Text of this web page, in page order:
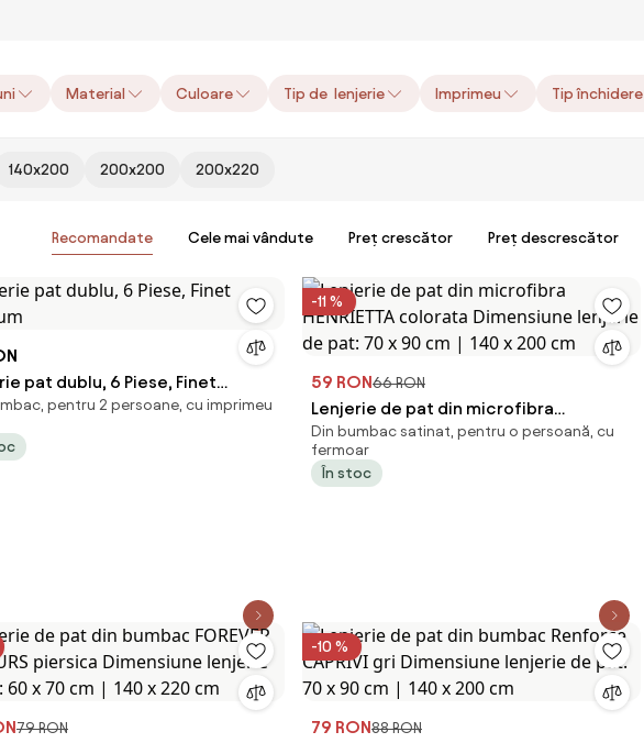
Material Culoare Tip de lenjerie Imprimeu Tip închidere
140x200 200x200 200x220
Recomandate Cele mai vândute Preț crescător Preț descrescător
pat dublu, 6 Piese, Finet
pentru 2 persoane, cu imprimeu
-11 %
59 RON66 RON
Lenjerie de pat din microfibra
HENRIETTA colorata Dimensiune
lenjerie de pat: 70 x 90 cm | 140 x 200
cm
Din bumbac satinat, pentru o persoană, cu
fermoar
În stoc
79 RON
-10 %
79 RON88 RON